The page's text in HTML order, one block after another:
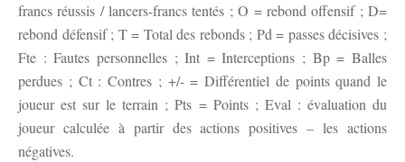
francs réussis / lancers-francs tentés ; O = rebond offensif ; D=
rebond défensif ; T = Total des rebonds ; Pd = passes décisives ;
Fte : Fautes personnelles ; Int = Interceptions ; Bp = Balles
perdues ; Ct : Contres ; +/- = Différentiel de points quand le
joueur est sur le terrain ; Pts = Points ; Eval : évaluation du
joueur calculée à partir des actions positives – les actions
négatives.